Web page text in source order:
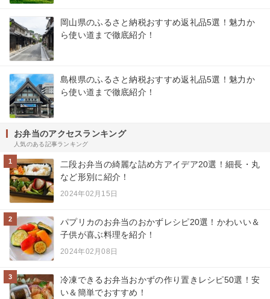
岡山県のふるさと納税おすすめ返礼品5選！魅力か
ら使い道まで徹底紹介！
島根県のふるさと納税おすすめ返礼品5選！魅力か
ら使い道まで徹底紹介！
お弁当のアクセスランキング
人気のある記事ランキング
1
二段お弁当の綺麗な詰め方アイデア20選！細長・丸
など形別に紹介！
2024年02月15日
2
パプリカのお弁当のおかずレシピ20選！かわいい＆
子供が喜ぶ料理を紹介！
2024年02月08日
3
冷凍できるお弁当おかずの作り置きレシピ50選！安
い＆簡単でおすすめ！